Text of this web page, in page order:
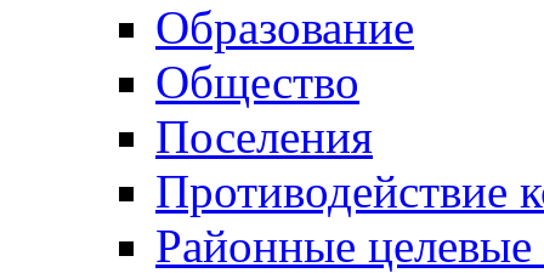
Образование
Общество
Поселения
Противодействие
Районные